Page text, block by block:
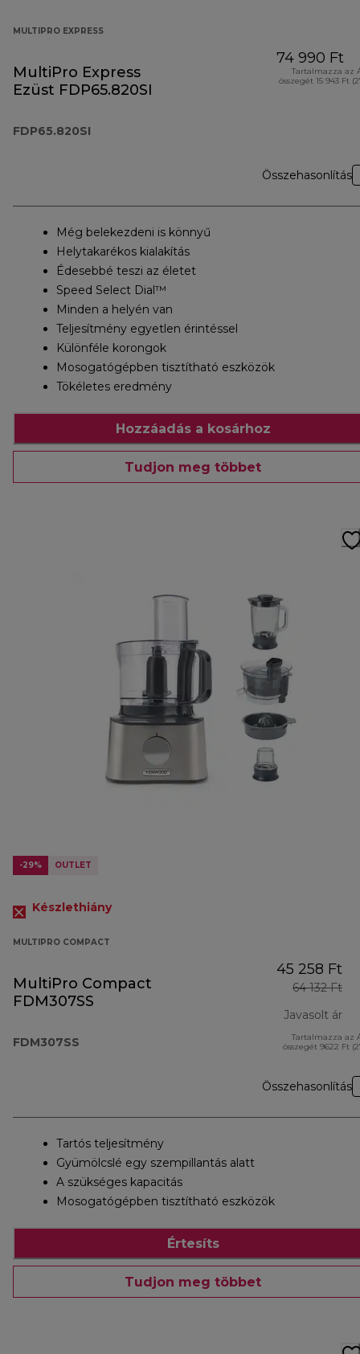
MULTIPRO EXPRESS
MultiPro Express
Ezüst FDP65.820SI
FDP65.820SI
74 990 Ft
Tartalmazza az
összegét 15 943 Ft
Összehasonlítás
Még belekezdeni is könnyű
Helytakarékos kialakítás
Édesebbé teszi az életet
Speed Select Dial™
Minden a helyén van
Teljesítmény egyetlen érintéssel
Különféle korongok
Mosogatógépben tisztítható eszközök
Tökéletes eredmény
Hozzáadás a kosárhoz
Tudjon meg többet
-29% OUTLET
Készlethiány
MULTIPRO COMPACT
MultiPro Compact
FDM307SS
FDM307SS
45 258 Ft
64 132 Ft
Javasolt ár
Tartalmazza az
összegét 9622 Ft
Összehasonlítás
Tartós teljesítmény
Gyümölcslé egy szempillantás alatt
A szükséges kapacitás
Mosogatógépben tisztítható eszközök
Értesíts
Tudjon meg többet